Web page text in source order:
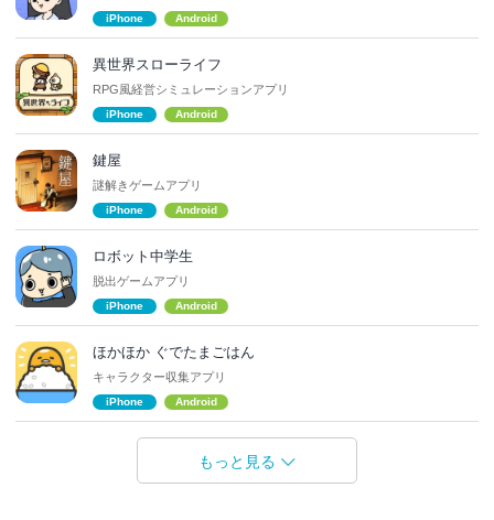
iPhone Android
異世界スローライフ
RPG風経営シミュレーションアプリ
iPhone Android
鍵屋
謎解きゲームアプリ
iPhone Android
ロボット中学生
脱出ゲームアプリ
iPhone Android
ほかほか ぐでたまごはん
キャラクター収集アプリ
iPhone Android
もっと見る